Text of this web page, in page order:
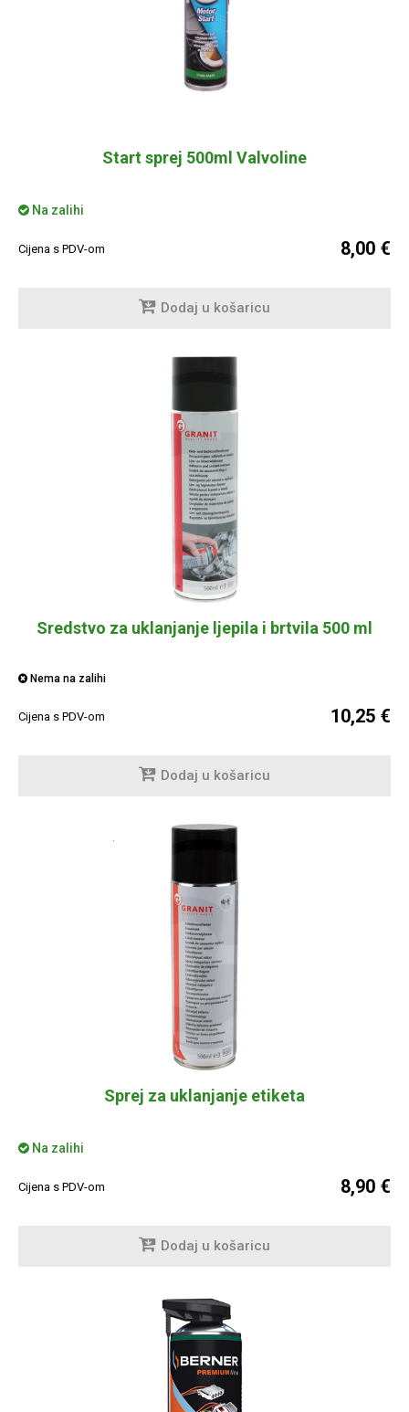
Start sprej 500ml Valvoline
Na zalihi
Cijena s PDV-om 8,00 €
Dodaj u košaricu
Sredstvo za uklanjanje ljepila i brtvila 500 ml
Nema na zalihi
Cijena s PDV-om 10,25 €
Dodaj u košaricu
Sprej za uklanjanje etiketa
Na zalihi
Cijena s PDV-om 8,90 €
Dodaj u košaricu